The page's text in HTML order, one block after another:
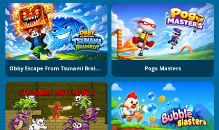
Obby Escape From Tsunami Brainrot Pogo Masters